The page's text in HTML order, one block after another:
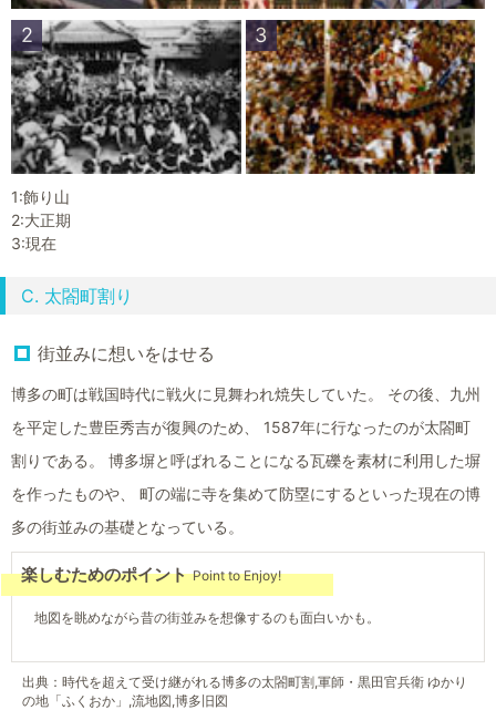
2 3
1:飾り山
2:大正期
3:現在
C. 太閤町割り
街並みに想いをはせる
博多の町は戦国時代に戦火に見舞われ焼失していた。 その後、九州
を平定した豊臣秀吉が復興のため、 1587年に行なったのが太閤町
割りである。 博多塀と呼ばれることになる瓦礫を素材に利用した塀
を作ったものや、 町の端に寺を集めて防塁にするといった現在の博
多の街並みの基礎となっている。
楽しむためのポイント Point to Enjoy!
地図を眺めながら昔の街並みを想像するのも面白いかも。
出典：時代を超えて受け継がれる博多の太閤町割,軍師・黒田官兵衛 ゆかり
の地「ふくおか」,流地図,博多旧図